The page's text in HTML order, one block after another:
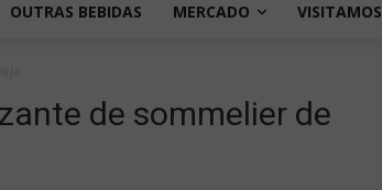
OUTRAS BEBIDAS MERCADO VISITAMOS
de sommelier de